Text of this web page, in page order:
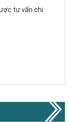
tư vấn chi